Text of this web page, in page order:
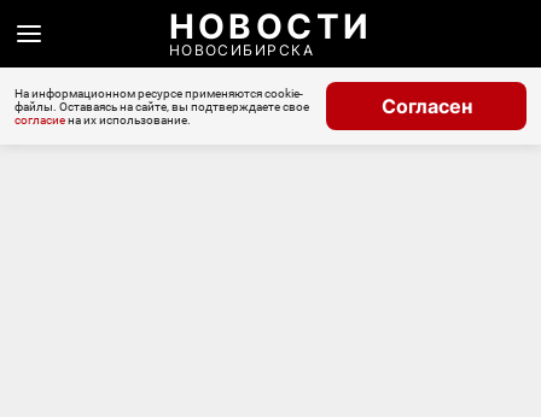
НОВОСТИ
НОВОСИБИРСКА
На информационном ресурсе применяются cookie-
файлы. Оставаясь на сайте, вы подтверждаете свое
согласиена их использование.
Согласен